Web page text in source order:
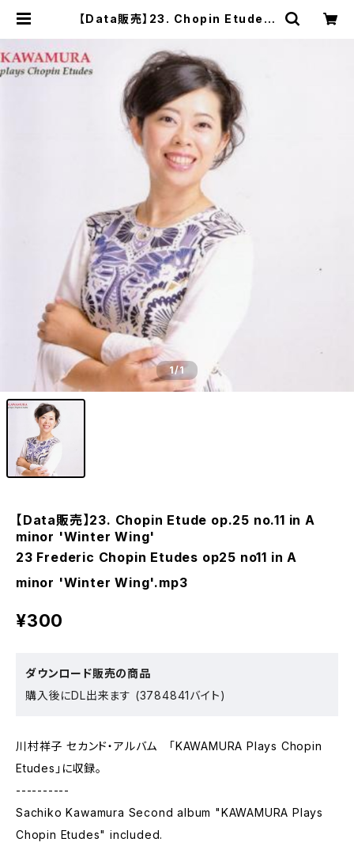
【Data販売】23. Chopin Etude o
WAMURA
1/1
【Data販売】23. Chopin Etude op.25 no.11 in A
minor 'Winter Wing'
23 Frederic Chopin Etudes op25 no11 in A
minor 'Winter Wing'.mp3
¥300
ダウンロード販売の商品
購入後にDL出来ます (3784841バイト)
川村祥子 セカンド・アルバム 「KAWAMURA Plays Chopin
Etudes」に収録。
----------
Sachiko Kawamura Second album "KAWAMURA Plays
Chopin Etudes" included.